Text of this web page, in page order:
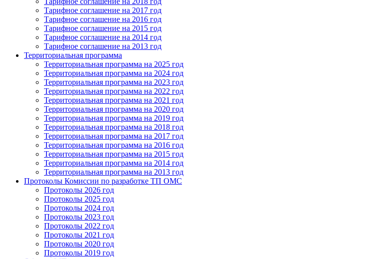
Тарифное соглашение на 2017 год
Тарифное соглашение на 2016 год
Тарифное соглашение на 2015 год
Тарифное соглашение на 2014 год
Тарифное соглашение на 2013 год
Территориальная программа
Территориальная программа на 2025 год
Территориальная программа на 2024 год
Территориальная программа на 2023 год
Территориальная программа на 2022 год
Территориальная программа на 2021 год
Территориальная программа на 2020 год
Территориальная программа на 2019 год
Территориальная программа на 2018 год
Территориальная программа на 2017 год
Территориальная программа на 2016 год
Территориальная программа на 2015 год
Территориальная программа на 2014 год
Территориальная программа на 2013 год
Протоколы Комиссии по разработке ТП ОМС
Протоколы 2026 год
Протоколы 2025 год
Протоколы 2024 год
Протоколы 2023 год
Протоколы 2022 год
Протоколы 2021 год
Протоколы 2020 год
Протоколы 2019 год